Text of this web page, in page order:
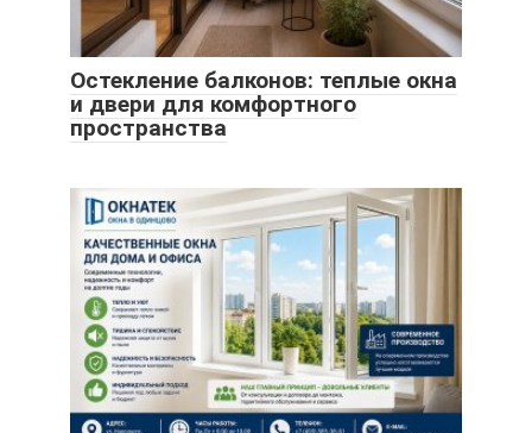
Остекление балконов: теплые окна
и двери для комфортного
пространства